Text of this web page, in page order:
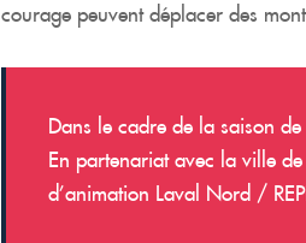
courage peuvent déplacer des
Dans le cadre de la saison
En partenariat avec la ville
d’animation Laval Nord /